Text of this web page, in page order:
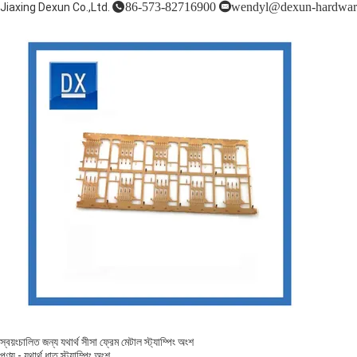
Jiaxing Dexun Co.,Ltd. 86-573-82716900 wendyl@dexun-
স্বয়ংচালিত জন্য যথার্থ সীসা ফ্রেম মেটাল স্ট্যাম্পিং অংশ